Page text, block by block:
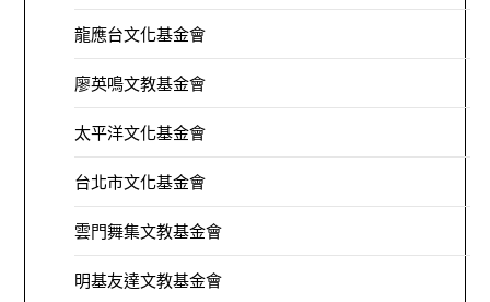
龍應台文化基金會
廖英鳴文教基金會
太平洋文化基金會
台北市文化基金會
雲門舞集文教基金會
明基友達文教基金會